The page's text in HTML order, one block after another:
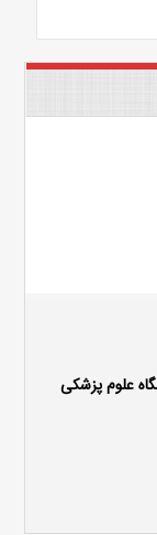
علوم پزشکی